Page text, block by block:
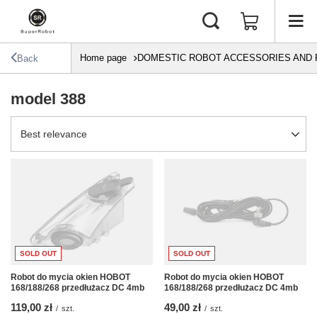
Back Home page DOMESTIC ROBOT ACCESSORIES AND
model 388
Change sorting
Best relevance
SOLD OUT
Robot do mycia okien HOBOT
168/188/268 przedłużacz DC 4mb
119,00 zł / szt.
SOLD OUT
Robot do mycia okien HOBOT
168/188/268 przedłużacz DC 4mb
49,00 zł / szt.